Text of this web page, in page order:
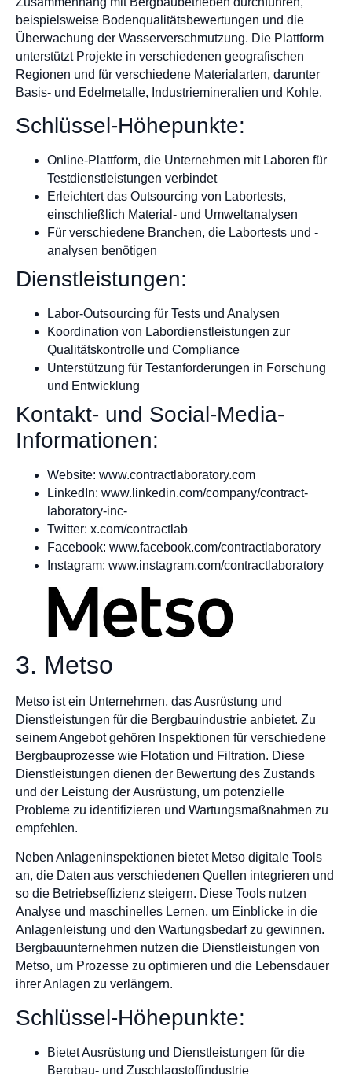
beispielsweise Bodenqualitätsbewertungen und die
Überwachung der Wasserverschmutzung. Die Plattform
unterstützt Projekte in verschiedenen geografischen
Regionen und für verschiedene Materialarten, darunter
Basis- und Edelmetalle, Industriemineralien und Kohle.
Schlüssel-Höhepunkte:
Online-Plattform, die Unternehmen mit Laboren für
Testdienstleistungen verbindet
Erleichtert das Outsourcing von Labortests,
einschließlich Material- und Umweltanalysen
Für verschiedene Branchen, die Labortests und -
analysen benötigen
Dienstleistungen:
Labor-Outsourcing für Tests und Analysen
Koordination von Labordienstleistungen zur
Qualitätskontrolle und Compliance
Unterstützung für Testanforderungen in Forschung
und Entwicklung
Kontakt- und Social-Media-
Informationen:
Website: www.contractlaboratory.com
LinkedIn: www.linkedin.com/company/contract-
laboratory-inc-
Twitter: x.com/contractlab
Facebook: www.facebook.com/contractlaboratory
Instagram: www.instagram.com/contractlaboratory
3. Metso
Metso ist ein Unternehmen, das Ausrüstung und
Dienstleistungen für die Bergbauindustrie anbietet. Zu
seinem Angebot gehören Inspektionen für verschiedene
Bergbauprozesse wie Flotation und Filtration. Diese
Dienstleistungen dienen der Bewertung des Zustands
und der Leistung der Ausrüstung, um potenzielle
Probleme zu identifizieren und Wartungsmaßnahmen zu
empfehlen.
Neben Anlageninspektionen bietet Metso digitale Tools
an, die Daten aus verschiedenen Quellen integrieren und
so die Betriebseffizienz steigern. Diese Tools nutzen
Analyse und maschinelles Lernen, um Einblicke in die
Anlagenleistung und den Wartungsbedarf zu gewinnen.
Bergbauunternehmen nutzen die Dienstleistungen von
Metso, um Prozesse zu optimieren und die Lebensdauer
ihrer Anlagen zu verlängern.
Schlüssel-Höhepunkte:
Bietet Ausrüstung und Dienstleistungen für die
Bergbau- und Zuschlagstoffindustrie